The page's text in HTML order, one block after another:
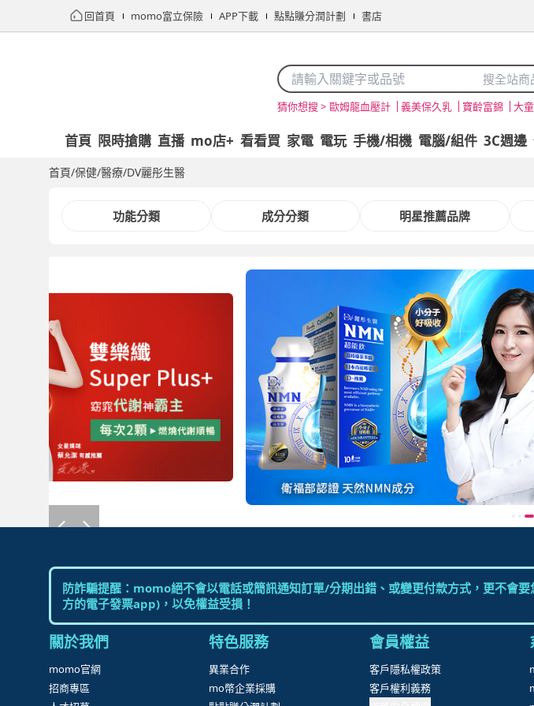
回首頁 momo富立保險 APP下載 點點賺分潤計劃 書店
搜全站商
猜你想搜 > 歐姆龍血壓計 義美保久乳 寶齡富錦 大
首頁 限時搶購 直播 mo店+ 看看買 家電 電玩 手機/相機 電腦/組件 3C週邊
首頁/保健/醫療/DV麗彤生醫
功能分類 成分分類 明星推薦品牌
防詐騙提醒：momo絕不會以電話或簡訊通知訂單/分期出錯、或變更付款方式，更不
方的電子發票app)，以免權益受損！
關於我們
momo官網
招商專區
特色服務
異業合作
mo幣企業採購
會員權益
客戶隱私權政策
客戶權利義務